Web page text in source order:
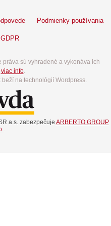
Podmienky používania
GDPR
práva sú vyhradené a vykonáva ich
viac info.
na technológií Wordpress.
a.s. zabezpečuje ARBERTO GROUP
.